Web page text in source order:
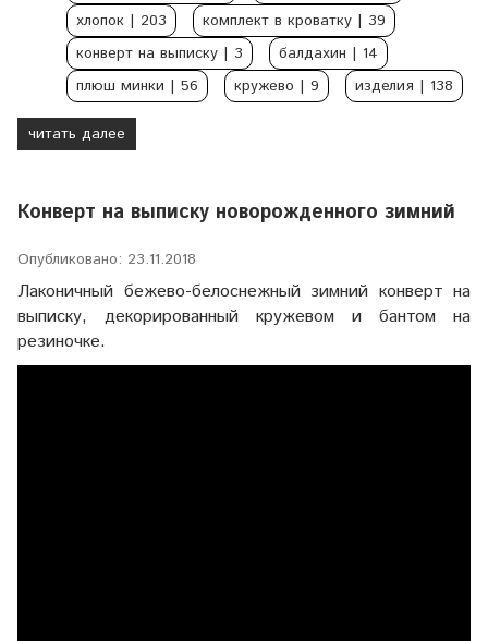
хлопок | 203 комплект в кроватку | 39
конверт на выписку | 3 балдахин | 14
плюш минки | 56 кружево | 9 изделия | 138
читать далее
Конверт на выписку новорожденного зимний
Опубликовано: 23.11.2018
Лаконичный бежево-белоснежный зимний конверт на
выписку, декорированный кружевом и бантом на
резиночке.